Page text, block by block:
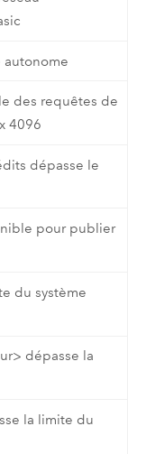
autonome
des requêtes de
4096
dépasse le
pour publier
du système
dépasse la
la limite du